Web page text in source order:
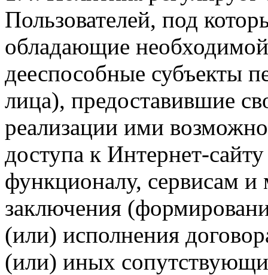
Пользователей, под
обладающие
дееспособные субъекты
лица), предоставившие
реализации ими
доступа к Интернет-
функционалу, сервисам и
заключения
(или) исполнения
(или) иных